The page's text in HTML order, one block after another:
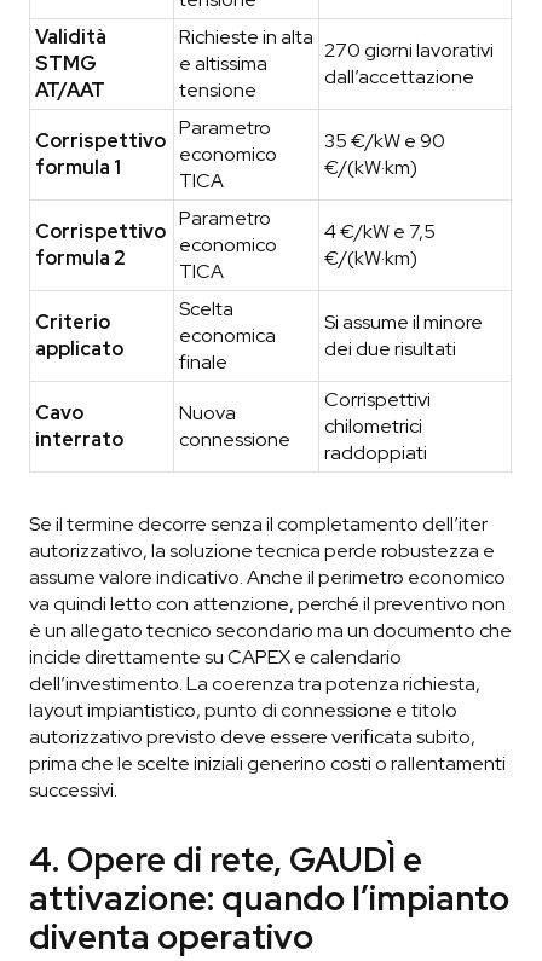
Validità
STMG
AT/AAT
Richieste in alta
e altissima
tensione
270 giorni lavorativi
dall’accettazione
Corrispettivo
formula 1
Parametro
economico
TICA
35 €/kW e 90
€/(kW·km)
Corrispettivo
formula 2
Parametro
economico
TICA
4 €/kW e 7,5
€/(kW·km)
Criterio
applicato
Scelta
economica
finale
Si assume il minore
dei due risultati
Cavo
interrato
Nuova
connessione
Corrispettivi
chilometrici
raddoppiati
Se il termine decorre senza il completamento dell’iter
autorizzativo, la soluzione tecnica perde robustezza e
assume valore indicativo. Anche il perimetro economico
va quindi letto con attenzione, perché il preventivo non
è un allegato tecnico secondario ma un documento che
incide direttamente su CAPEX e calendario
dell’investimento. La coerenza tra potenza richiesta,
layout impiantistico, punto di connessione e titolo
autorizzativo previsto deve essere verificata subito,
prima che le scelte iniziali generino costi o rallentamenti
successivi.
4. Opere di rete, GAUDÌ e
attivazione: quando l’impianto
diventa operativo